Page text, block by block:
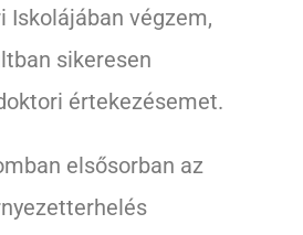
Iskolájában végzem,
sikeresen
értekezésemet.
elsősorban az